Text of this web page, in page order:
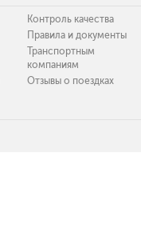
Контроль качества
Правила и документы
Транспортным
компаниям
Отзывы о поездках